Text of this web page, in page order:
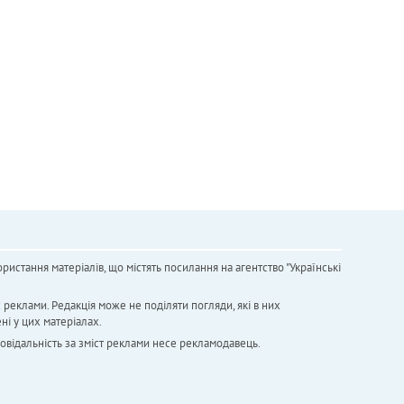
матеріалів, що містять посилання на агентство "Українськi
Редакція може не поділяти погляди, які в них
у цих матеріалах.
за зміст реклами несе рекламодавець.